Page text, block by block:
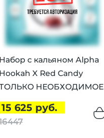
Набор с кальяном Alpha
Hookah X Red Candy
НЕОБХОДИМОЕ
15 625 руб.